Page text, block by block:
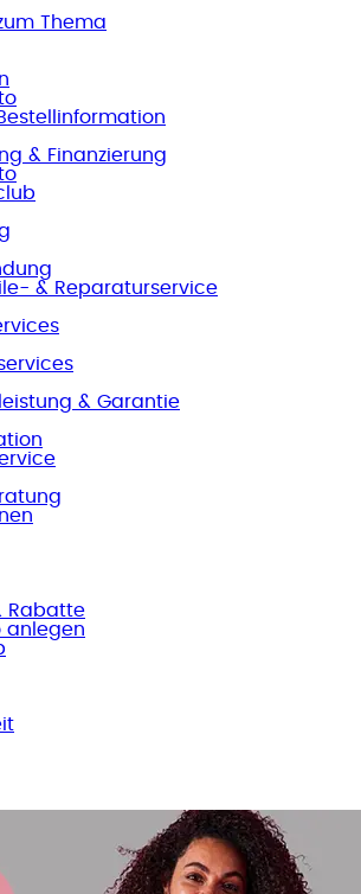
Thema
& Finanzierung
& Reparaturservice
& Garantie
Rabatte
anlegen